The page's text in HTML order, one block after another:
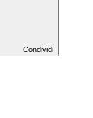
Condividi